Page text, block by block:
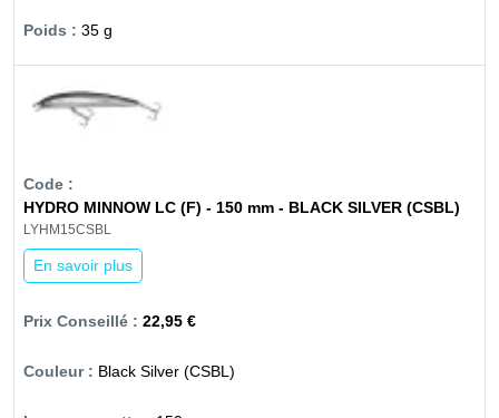
35 g
HYDRO MINNOW LC (F) - 150 mm - BLACK SILVER (CSBL)
LYHM15CSBL
En savoir plus
22,95 €
Black Silver (CSBL)